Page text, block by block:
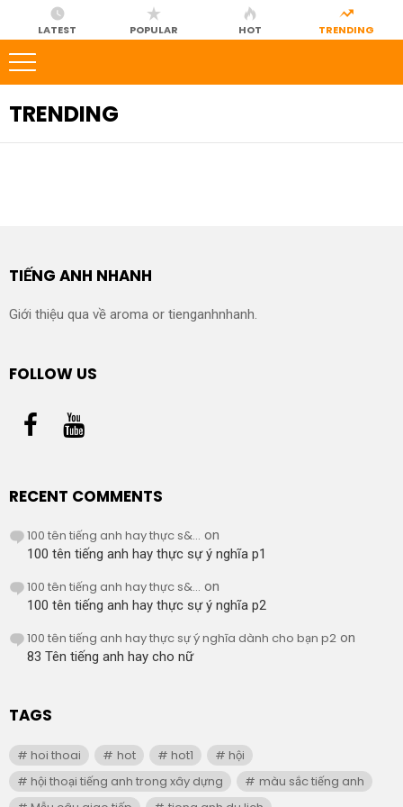
LATEST POPULAR HOT TRENDING
TRENDING
TIẾNG ANH NHANH
Giới thiệu qua về aroma or tienganhnhanh.
FOLLOW US
RECENT COMMENTS
100 tên tiếng anh hay thực s&... on
100 tên tiếng anh hay thực sự ý nghĩa p1
100 tên tiếng anh hay thực s&... on
100 tên tiếng anh hay thực sự ý nghĩa p2
100 tên tiếng anh hay thực sự ý nghĩa dành cho bạn p2 on
83 Tên tiếng anh hay cho nữ
TAGS
hoi thoai hot hot1
hội
hội thoại tiếng anh trong xây dựng
màu sắc tiếng anh